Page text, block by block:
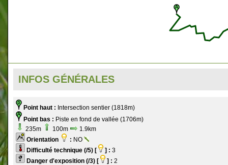
INFOS GÉNÉRALES
Point haut : Intersection sentier (1818m)
Point bas : Piste en fond de vallée (1706m)
235m
100m
1.9km
Orientation
: NO
Difficulté technique (/5) [
] : 3
Danger d'exposition (/3) [
] : 2